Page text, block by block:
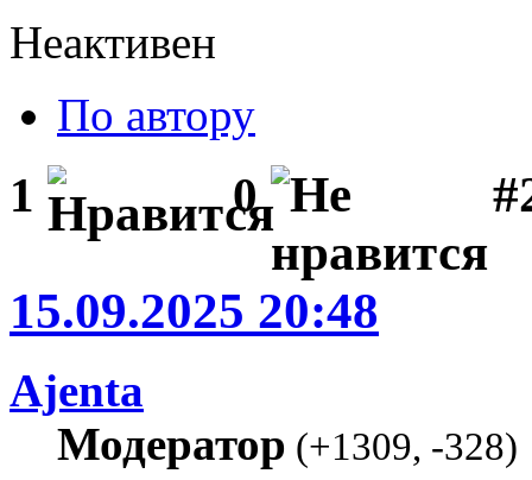
Неактивен
По автору
1 0
15.09.2025 20:48
Ajenta
Модератор (+1309, -328)